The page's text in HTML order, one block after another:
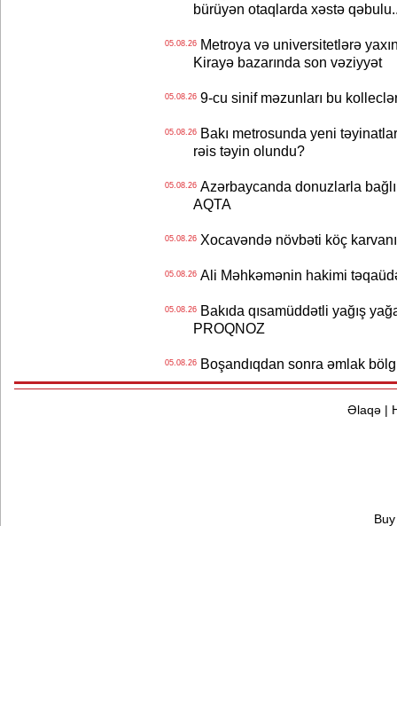
bürüyən otaqlarda xəstə
05.08.26Metroya və universitetlərə
Kirayə bazarında son vəziyyət
05.08.269-cu sinif məzunları bu
05.08.26Bakı metrosunda yeni
rəis təyin olundu?
05.08.26Azərbaycanda donuzlarla
AQTA
05.08.26Xocavəndə növbəti köç
05.08.26Ali Məhkəmənin hakimi
05.08.26Bakıda qısamüddətli yağış
PROQNOZ
05.08.26Boşandıqdan sonra əmlak
Əlaqə|